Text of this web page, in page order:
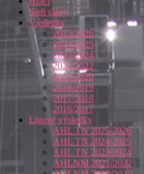
Sieň slávy
Výsledky
2025/2026
2024/2025
2023/2024
2021/2022
2019/2020
2018/2019
2017/2018
2016/2017
Ligové výsledky
AHL TN 2025/2026
AHL TN 2024/2025
AHL TN 2023/2024
AHLNM 2021/2022